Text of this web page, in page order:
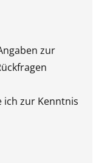
zur
zur Kenntnis